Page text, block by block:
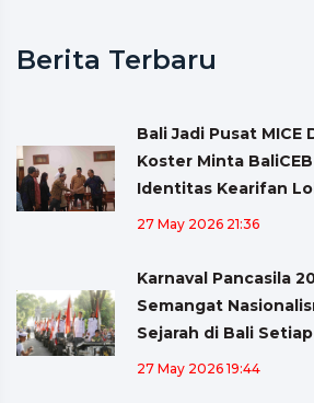
Berita Terbaru
Bali Jadi Pusat MICE
Koster Minta
Identitas Kearifan
27 May 2026 21:36
Karnaval Pancasila
Semangat
Sejarah di Bali Setiap
27 May 2026 19:44